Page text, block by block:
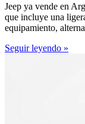
Jeep ya vende en
que incluye una
equipamiento,
Seguir leyendo »